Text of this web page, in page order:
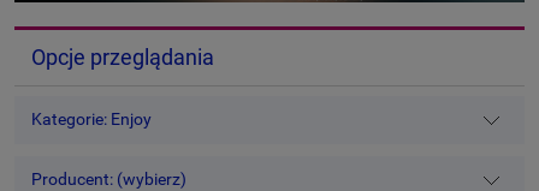
Opcje przeglądania
Kategorie: Enjoy
Producent: (wybierz)